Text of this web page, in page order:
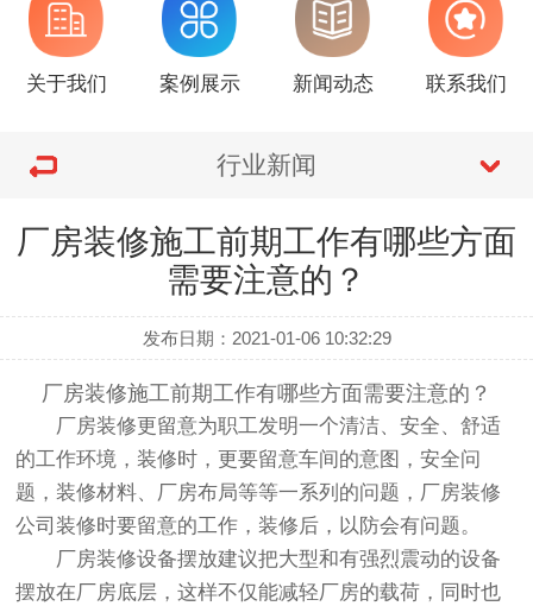
关于我们 案例展示 新闻动态 联系我们
行业新闻
厂房装修施工前期工作有哪些方面
需要注意的？
发布日期：2021-01-06 10:32:29
厂房装修施工前期工作有哪些方面需要注意的？
厂房装修更留意为职工发明一个清洁、安全、舒适
的工作环境，装修时，更要留意车间的意图，安全问
题，装修材料、厂房布局等等一系列的问题，厂房装修
公司装修时要留意的工作，装修后，以防会有问题。
厂房装修设备摆放建议把大型和有强烈震动的设备
摆放在厂房底层，这样不仅能减轻厂房的载荷，同时也